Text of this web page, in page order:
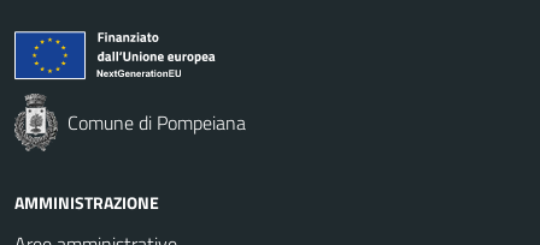
Comune di Pompeiana
AMMINISTRAZIONE